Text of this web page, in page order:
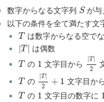
数字からなる文字列 S
Sが与
以下の条件を全て満たす文
T
Tは数字からなる空で
|T |
|T| は偶数
T
Tの 1
1 文字目から
|T|
2
T|
T
Tの
|T|
2
+ 1
T|
文字目から
T
Tの 1
1 文字目の数字に 1